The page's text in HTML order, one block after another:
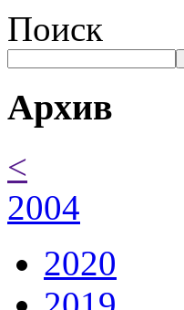
Поиск
Архив
<
2004
2020